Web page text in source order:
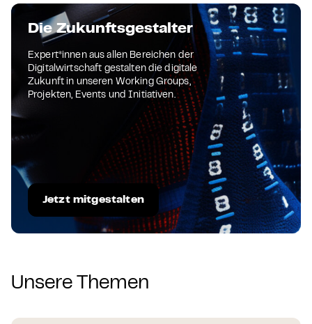
Die Zukunftsgestalter
Expert*innen aus allen Bereichen der
Digitalwirtschaft gestalten die digitale
Zukunft in unseren Working Groups,
Projekten, Events und Initiativen.
Jetzt mitgestalten
Unsere Themen